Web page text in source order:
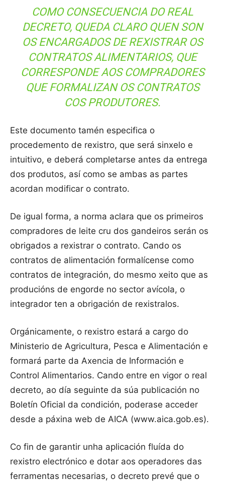
COMO CONSECUENCIA DO REAL
DECRETO, QUEDA CLARO QUEN SON
OS ENCARGADOS DE REXISTRAR OS
CONTRATOS ALIMENTARIOS, QUE
CORRESPONDE AOS COMPRADORES
QUE FORMALIZAN OS CONTRATOS
COS PRODUTORES.
Este documento tamén especifica o
procedemento de rexistro, que será sinxelo e
intuitivo, e deberá completarse antes da entrega
dos produtos, así como se ambas as partes
acordan modificar o contrato.
De igual forma, a norma aclara que os primeiros
compradores de leite cru dos gandeiros serán os
obrigados a rexistrar o contrato. Cando os
contratos de alimentación formalícense como
contratos de integración, do mesmo xeito que as
producións de engorde no sector avícola, o
integrador ten a obrigación de rexistralos.
Orgánicamente, o rexistro estará a cargo do
Ministerio de Agricultura, Pesca e Alimentación e
formará parte da Axencia de Información e
Control Alimentarios. Cando entre en vigor o real
decreto, ao día seguinte da súa publicación no
Boletín Oficial da condición, poderase acceder
desde a páxina web de AICA (www.aica.gob.es).
Co fin de garantir unha aplicación fluída do
rexistro electrónico e dotar aos operadores das
ferramentas necesarias, o decreto prevé que o